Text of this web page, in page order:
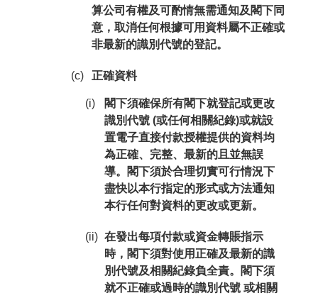
算公司有權及可酌情無需通知及閣下同
意，取消任何根據可用資料屬不正確或
非最新的識別代號的登記。
(c) 正確資料
(i)
閣下須確保所有閣下就登記或更改
識別代號 (或任何相關紀錄)或就設
置電子直接付款授權提供的資料均
為正確、完整、最新的且並無誤
導。閣下須於合理切實可行情況下
盡快以本行指定的形式或方法通知
本行任何對資料的更改或更新。
(ii) 在發出每項付款或資金轉賬指示
時，閣下須對使用正確及最新的識
別代號及相關紀錄負全責。閣下須
就不正確或過時的識別代號 或相關